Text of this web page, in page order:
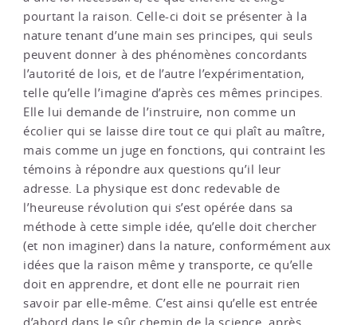
pourtant la raison. Celle-ci doit se présenter à la
nature tenant d’une main ses principes, qui seuls
peuvent donner à des phénomènes concordants
l’autorité de lois, et de l’autre l’expérimentation,
telle qu’elle l’imagine d’après ces mêmes principes.
Elle lui demande de l’instruire, non comme un
écolier qui se laisse dire tout ce qui plaît au maître,
mais comme un juge en fonctions, qui contraint les
témoins à répondre aux questions qu’il leur
adresse. La physique est donc redevable de
l’heureuse révolution qui s’est opérée dans sa
méthode à cette simple idée, qu’elle doit chercher
(et non imaginer) dans la nature, conformément aux
idées que la raison même y transporte, ce qu’elle
doit en apprendre, et dont elle ne pourrait rien
savoir par elle-même. C’est ainsi qu’elle est entrée